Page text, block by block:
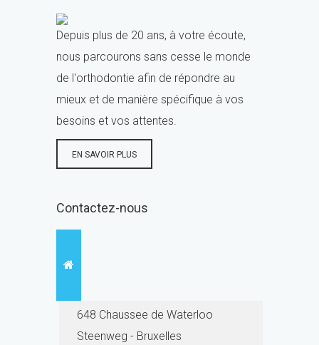
Depuis plus de 20 ans, à votre écoute,
nous parcourons sans cesse le monde
de l'orthodontie afin de répondre au
mieux et de manière spécifique à vos
besoins et vos attentes.
EN SAVOIR PLUS
Contactez-nous
648 Chaussee de Waterloo
Steenweg - Bruxelles